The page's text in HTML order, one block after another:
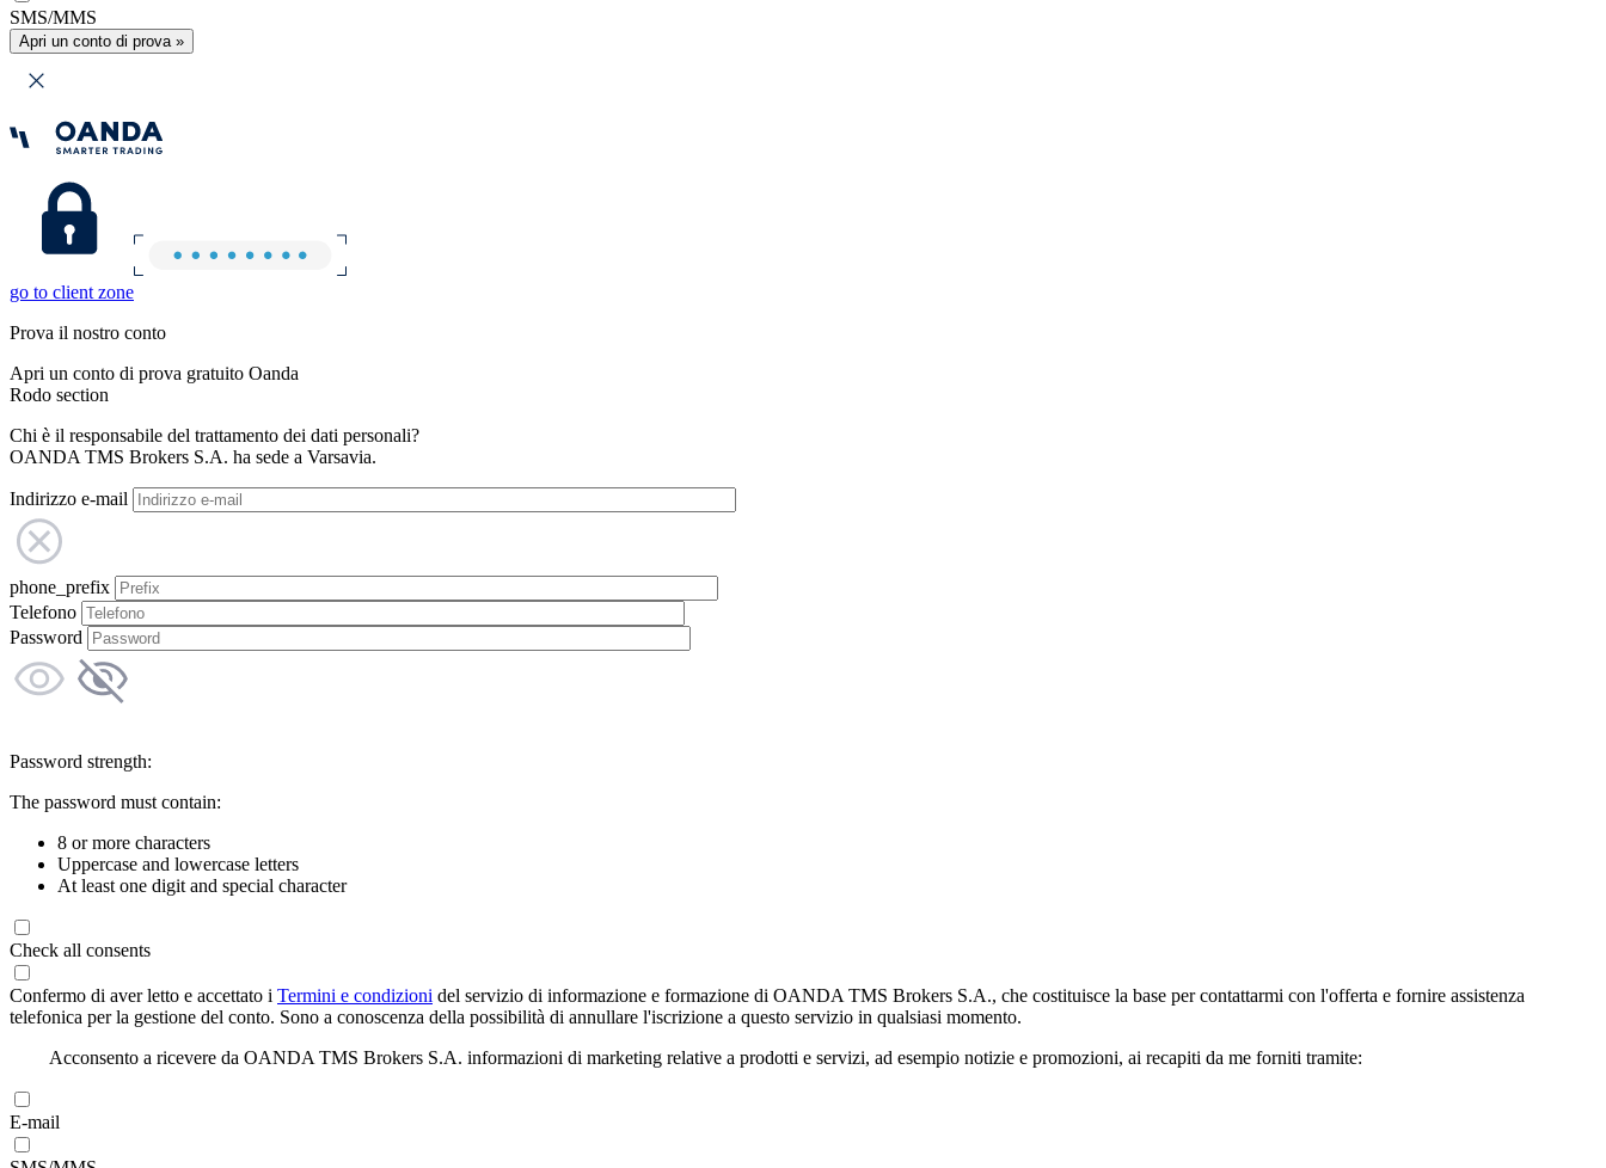
SMS/MMS
Apri un conto di prova »
go to client zone
Prova il nostro conto
Apri un conto di prova gratuito Oanda
Rodo section
Chi è il responsabile del trattamento dei dati personali?
OANDA TMS Brokers S.A. ha sede a Varsavia.
Indirizzo e-mail
phone_prefix
Telefono
Password
Password strength:
The password must contain:
8 or more characters
Uppercase and lowercase letters
At least one digit and special character
Check all consents
Confermo di aver letto e accettato i Termini e condizioni del servizio di informazione e formazione di OANDA TMS Brokers S.A., che costituisce la base per contattarmi con l'offerta e fornire assistenza
telefonica per la gestione del conto. Sono a conoscenza della possibilità di annullare l'iscrizione a questo servizio in qualsiasi momento.
Acconsento a ricevere da OANDA TMS Brokers S.A. informazioni di marketing relative a prodotti e servizi, ad esempio notizie e promozioni, ai recapiti da me forniti tramite:
E-mail